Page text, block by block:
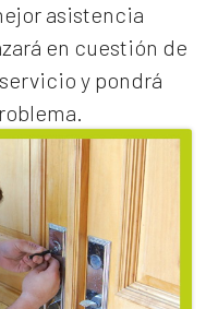
asistencia
en cuestión de
y pondrá